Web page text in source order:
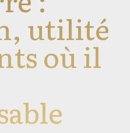
utilité
où il